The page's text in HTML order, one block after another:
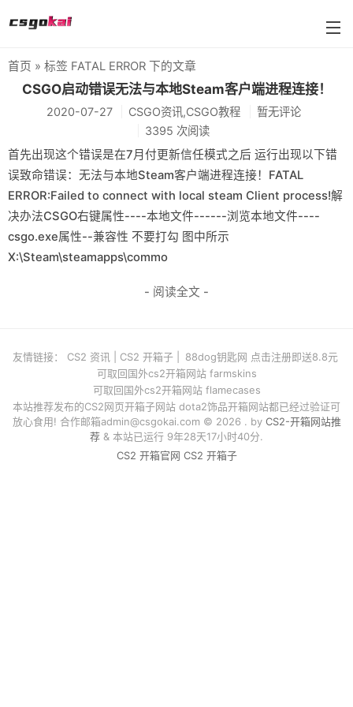
farmskins
88dog
flamecases
88hash-jp
首页 » 标签 FATAL ERROR 下的文章
CSGO启动错误无法与本地Steam客户端进程连接！
2020-07-27 CSGO资讯,CSGO教程
暂无评论
3395 次阅读
首先出现这个错误是在7月付更新信任模式之后 运行出现以下错
误致命错误：无法与本地Steam客户端进程连接！FATAL
ERROR:Failed to connect with local steam Client process!解
决办法CSGO右键属性----本地文件------浏览本地文件----
csgo.exe属性--兼容性 不要打勾 图中所示
X:\Steam\steamapps\commo
- 阅读全文 -
友情链接： CS2 资讯 CS2 开箱子
88dog钥匙网 点击注册即送8.8元
可取回国外cs2开箱网站 farmskins
可取回国外cs2开箱网站 flamecases
本站推荐发布的CS2网页开箱子网站 dota2饰品开箱网站都已经过验证可
放心食用! 合作邮箱admin@csgokai.com© 2026 . by CS2-开箱网站推
荐 & 本站已运行 9年28天17小时40分.
CS2 开箱官网 CS2 开箱子